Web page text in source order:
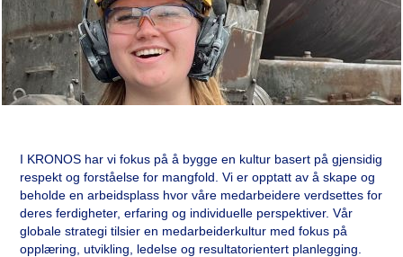
Norge
Titan
I KRONOS har vi fokus på å bygge en kultur basert på gjensidig
respekt og forståelse for mangfold. Vi er opptatt av å skape og
beholde en arbeidsplass hvor våre medarbeidere verdsettes for
deres ferdigheter, erfaring og individuelle perspektiver. Vår
globale strategi tilsier en medarbeiderkultur med fokus på
opplæring, utvikling, ledelse og resultatorientert planlegging.